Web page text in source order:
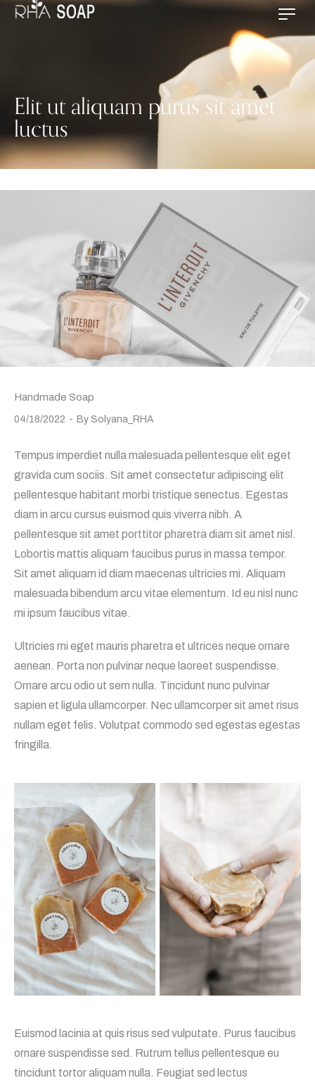
Elit ut aliquam purus sit amet
luctus
Handmade Soap
04/18/2022 By Solyana_RHA
Tempus imperdiet nulla malesuada pellentesque elit eget
gravida cum sociis. Sit amet consectetur adipiscing elit
pellentesque habitant morbi tristique senectus. Egestas
diam in arcu cursus euismod quis viverra nibh. A
pellentesque sit amet porttitor pharetra diam sit amet nisl.
Lobortis mattis aliquam faucibus purus in massa tempor.
Sit amet aliquam id diam maecenas ultricies mi. Aliquam
malesuada bibendum arcu vitae elementum. Id eu nisl nunc
mi ipsum faucibus vitae.
Ultricies mi eget mauris pharetra et ultrices neque ornare
aenean. Porta non pulvinar neque laoreet suspendisse.
Ornare arcu odio ut sem nulla. Tincidunt nunc pulvinar
sapien et ligula ullamcorper. Nec ullamcorper sit amet risus
nullam eget felis. Volutpat commodo sed egestas egestas
fringilla.
Euismod lacinia at quis risus sed vulputate. Purus faucibus
ornare suspendisse sed. Rutrum tellus pellentesque eu
tincidunt tortor aliquam nulla. Feugiat sed lectus